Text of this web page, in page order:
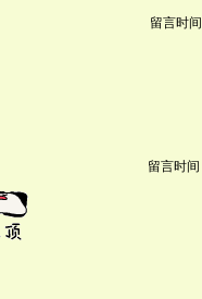
留言时
留言时间